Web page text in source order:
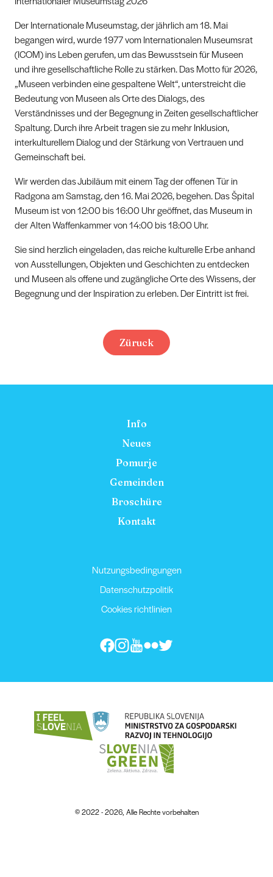
Der Internationale Museumstag, der jährlich am 18. Mai
begangen wird, wurde 1977 vom Internationalen Museumsrat
(ICOM) ins Leben gerufen, um das Bewusstsein für Museen
und ihre gesellschaftliche Rolle zu stärken. Das Motto für 2026,
„Museen verbinden eine gespaltene Welt“, unterstreicht die
Bedeutung von Museen als Orte des Dialogs, des
Verständnisses und der Begegnung in Zeiten gesellschaftlicher
Spaltung. Durch ihre Arbeit tragen sie zu mehr Inklusion,
interkulturellem Dialog und der Stärkung von Vertrauen und
Gemeinschaft bei.
Wir werden das Jubiläum mit einem Tag der offenen Tür in
Radgona am Samstag, den 16. Mai 2026, begehen. Das Špital
Museum ist von 12:00 bis 16:00 Uhr geöffnet, das Museum in
der Alten Waffenkammer von 14:00 bis 18:00 Uhr.
Sie sind herzlich eingeladen, das reiche kulturelle Erbe anhand
von Ausstellungen, Objekten und Geschichten zu entdecken
und Museen als offene und zugängliche Orte des Wissens, der
Begegnung und der Inspiration zu erleben. Der Eintritt ist frei.
Züruck
Info
Neues
Pomurje
Gemeinden
Broschüre
Kontakt
Nutzungsbedingungen
Datenschutzpolitik
Cookies richtlinien
© 2022 - 2026, Alle Rechte vorbehalten